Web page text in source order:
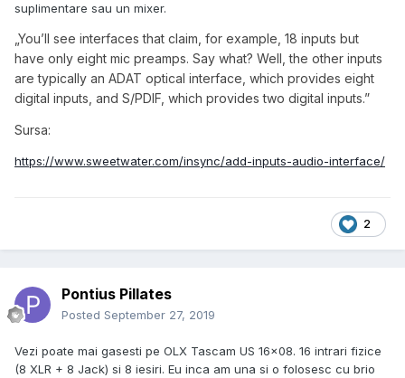
suplimentare sau un mixer.
„You’ll see interfaces that claim, for example, 18 inputs but
have only eight mic preamps. Say what? Well, the other inputs
are typically an ADAT optical interface, which provides eight
digital inputs, and S/PDIF, which provides two digital inputs.”
Sursa:
https://www.sweetwater.com/insync/add-inputs-audio-interface/
2
Pontius Pillates
Posted September 27, 2019
Vezi poate mai gasesti pe OLX Tascam US 16x08. 16 intrari fizice
(8 XLR + 8 Jack) si 8 iesiri. Eu inca am una si o folosesc cu brio